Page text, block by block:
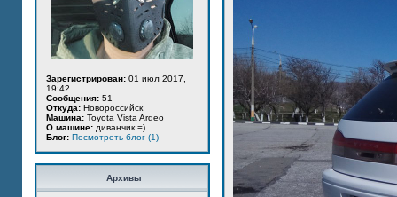
Зарегистрирован: 01 июл 2017,
19:42
Сообщения: 51
Откуда: Новороссийск
Машина: Toyota Vista Ardeo
О машине: диванчик =)
Блог: Посмотреть блог (1)
Архивы